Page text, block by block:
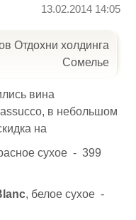
13.02.2014 14:05
вина
в небольшом
на
сухое - 399
, белое сухое -